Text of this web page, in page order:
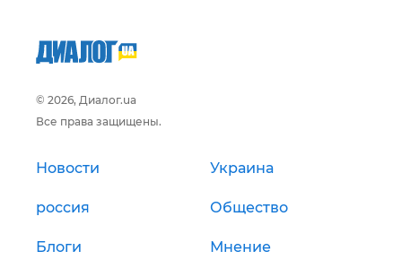
© 2026, Диалог.ua
Все права защищены.
Новости Украина
россия Общество
Блоги Мнение